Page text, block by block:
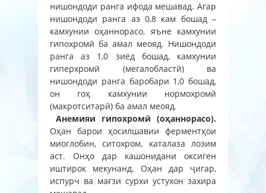
нишондоди ранга ифода мешавад. Агар
нишондоди ранга аз 0,8 кам бошад –
камхунии оҳаннорасо, яъне камхунии
гипохромӣ ба амал меояд. Нишондоди
ранга аз 1,0 зиёд бошад, камхунии
гиперхромӣ (мегалобластӣ) ва
нишондоди ранга баробари 1,0 бошад,
он гоҳ камхунии нормохромӣ
(макротситарӣ) ба амал меояд.
Анемияи гипохромӣ (оҳаннорасо).
Оҳан барои ҳосилшавии ферментҳои
миоглобин, ситохром, каталаза лозим
аст. Онҳо дар кашонидани оксиген
иштирок мекунанд. Оҳан дар ҷигар,
испурч ва мағзи сурхи устухон захира